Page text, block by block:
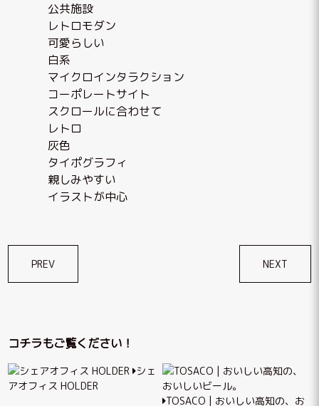
公共施設
レトロモダン
可愛らしい
白系
マイクロインタラクション
コーポレートサイト
スクロールに合わせて
レトロ
灰色
タイポグラフィ
親しみやすい
イラストが中心
稿
ゲ
ー
PREV NEXT
コチラもご覧ください！
シェ
アオフィス HOLDER
TOSACO | おいしい高知の、お